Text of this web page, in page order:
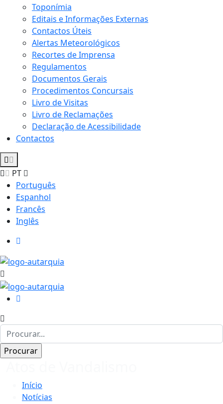
Toponímia
Editais e Informações Externas
Contactos Úteis
Alertas Meteorológicos
Recortes de Imprensa
Regulamentos
Documentos Gerais
Procedimentos Concursais
Livro de Visitas
Livro de Reclamações
Declaração de Acessibilidade
Contactos
PT
Português
Espanhol
Francês
Inglês
Início
Notícias